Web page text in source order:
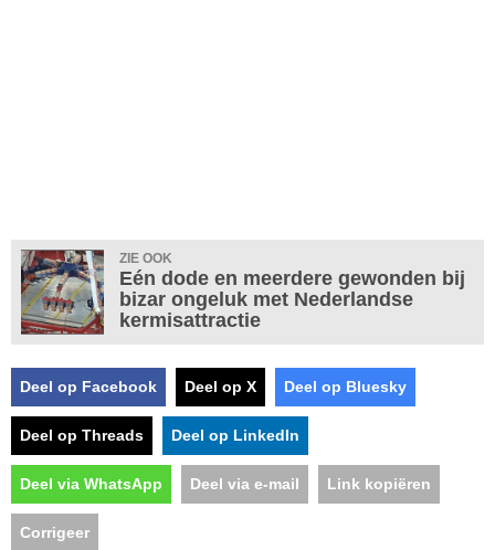
ZIE OOK
Eén dode en meerdere gewonden bij
bizar ongeluk met Nederlandse
kermisattractie
Deel op Facebook Deel op X Deel op Bluesky
Deel op Threads Deel op LinkedIn
Deel via WhatsApp Deel via e-mail Link kopiëren
Corrigeer